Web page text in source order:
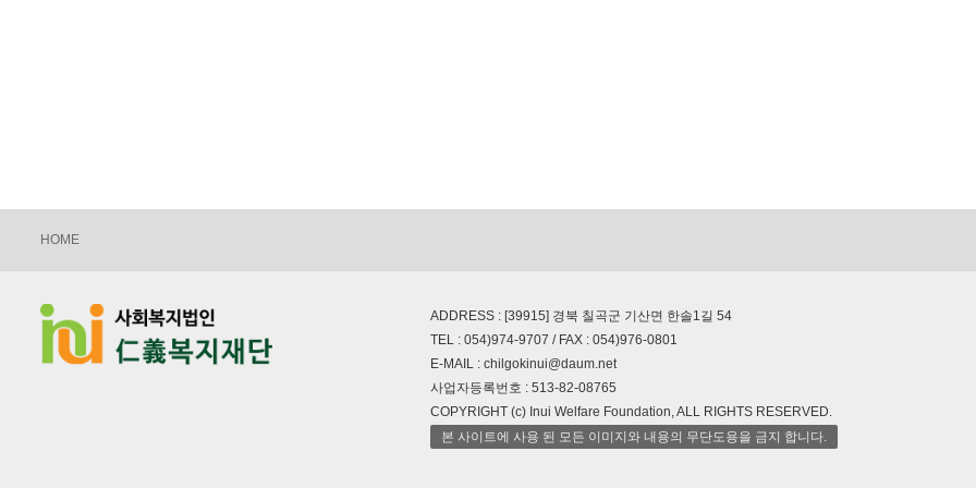
HOME
ADDRESS : [39915] 경북 칠곡군 기산면 한솔1길 54
TEL : 054)974-9707 / FAX : 054)976-0801
E-MAIL : chilgokinui@daum.net
사업자등록번호 : 513-82-08765
COPYRIGHT (c) Inui Welfare Foundation, ALL RIGHTS RESERVED.
본 사이트에 사용 된 모든 이미지와 내용의 무단도용을 금지 합니다.